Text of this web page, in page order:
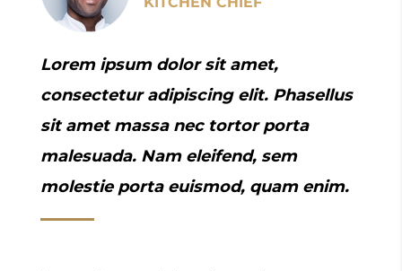
Lorem ipsum dolor sit amet,
consectetur adipiscing elit. Phasellus
sit amet massa nec tortor porta
malesuada. Nam eleifend, sem
molestie porta euismod, quam enim.